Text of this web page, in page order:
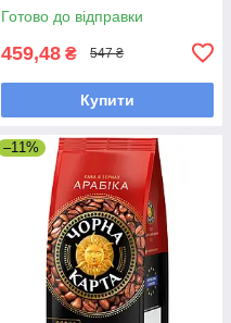
Готово до відправки
459,48 ₴ 547 ₴
Купити
–11%